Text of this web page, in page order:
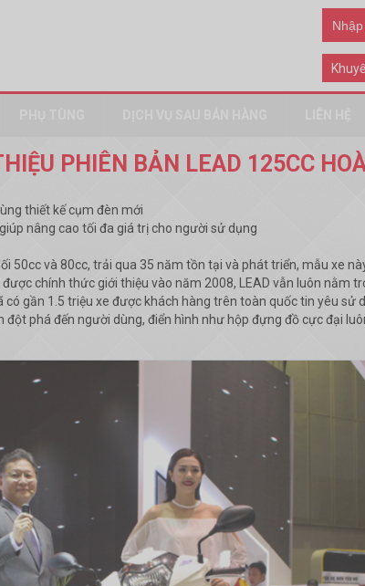
PHIÊN BẢN LEAD 125CC
thiết kế cụm đèn mới
nâng cao tối đa giá trị cho người sử dụng
50cc và 80cc, trải qua 35 năm tồn tại và phát triển, mẫu xe
chính thức giới thiệu vào năm 2008, LEAD vẫn luôn nằm
gần 1.5 triệu xe được khách hàng trên toàn quốc tin yêu sử
phá đến người dùng, điển hình như hộp đựng đồ cực đại